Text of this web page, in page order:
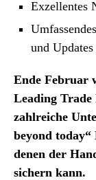
Exzellentes
und
Ende Februar
Leading
zahlreiche
beyond
denen der
sichern kann.